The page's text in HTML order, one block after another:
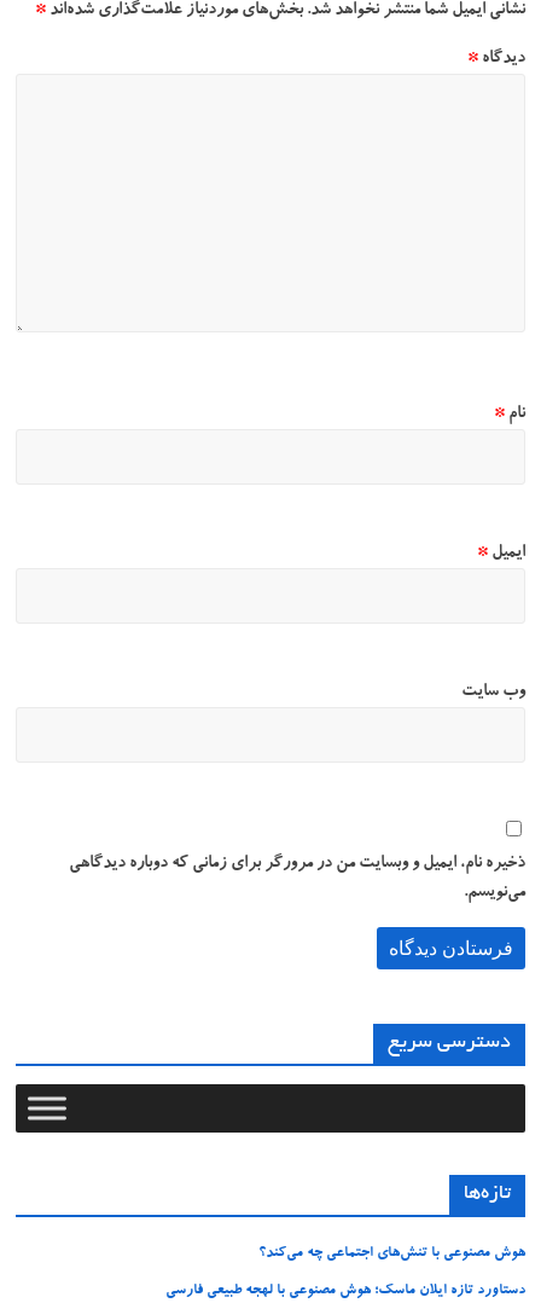
نشانی ایمیل شما منتشر نخواهد شد. بخش‌های موردنیاز علامت‌گذاری شده‌اند*
دیدگاه*
نام*
ایمیل*
وب‌ سایت
ذخیره نام، ایمیل و وبسایت من در مرورگر برای زمانی که دوباره دیدگاهی
می‌نویسم.
دسترسی سریع
تازه‌ها
هوش مصنوعی با تنش‌های اجتماعی چه می‌کند؟
دستاورد تازه ایلان ماسک؛ هوش مصنوعی با لهجه طبیعی فارسی